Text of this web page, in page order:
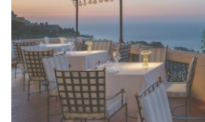
du
Chez
Julien
à
Paris"